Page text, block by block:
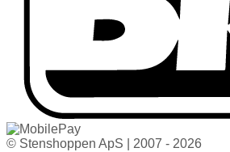
© Stenshoppen ApS | 2007 - 2026